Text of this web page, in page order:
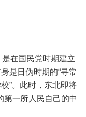
在国民党时期建立
是日伪时期的“寻常
”。此时，东北即将
第一所人民自己的中